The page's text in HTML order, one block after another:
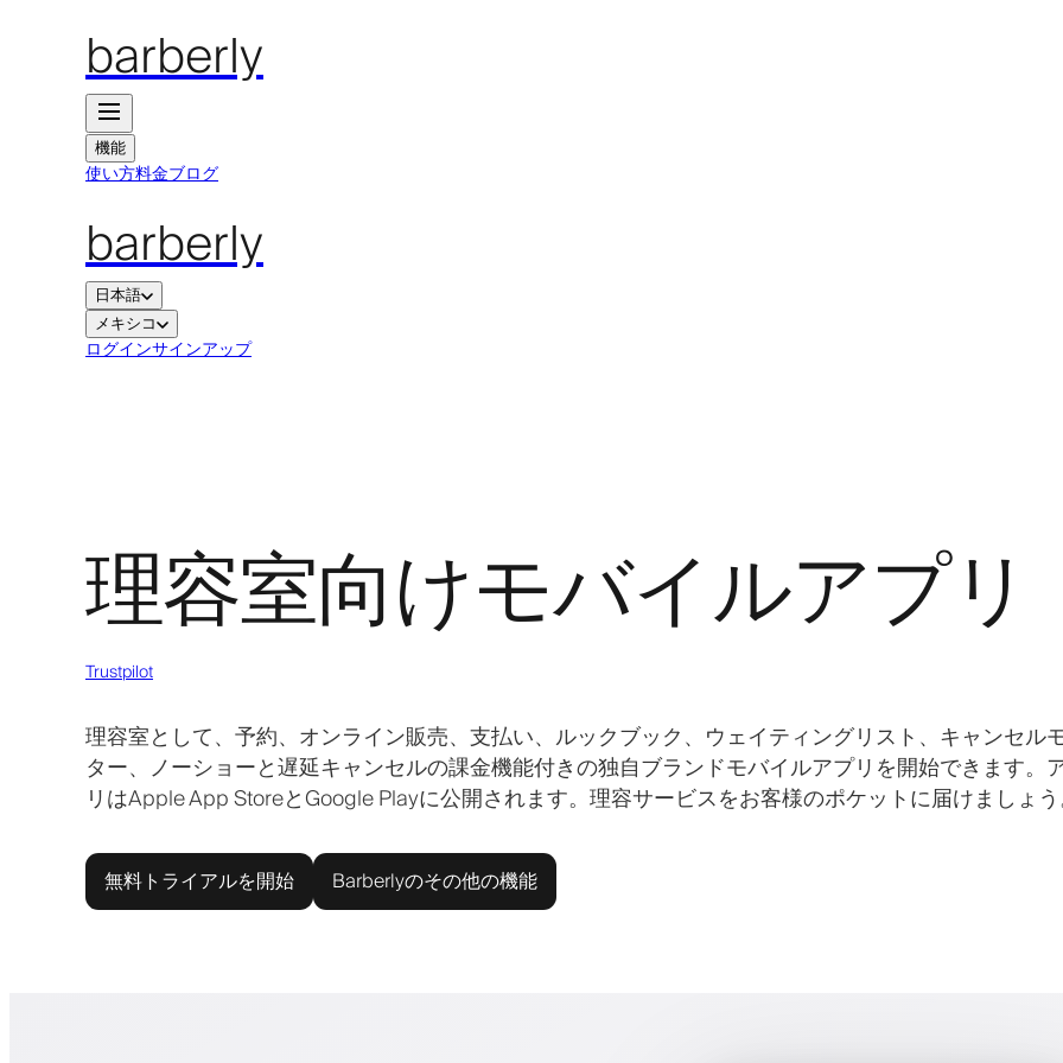
barberly
機能
使い方料金ブログ
barberly
日本語
メキシコ
ログインサインアップ
理容室向けモバイルアプリ
Trustpilot
理容室として、予約、オンライン販売、支払い、ルックブック、ウェイティングリスト、キャンセル
ター、ノーショーと遅延キャンセルの課金機能付きの独自ブランドモバイルアプリを開始できます。
リはApple App StoreとGoogle Playに公開されます。理容サービスをお客様のポケットに届けましょう
無料トライアルを開始 Barberlyのその他の機能